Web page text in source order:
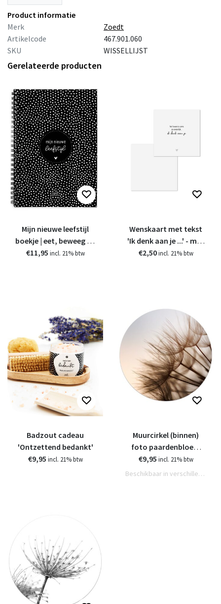
Product informatie
Merk
Zoedt
Artikelcode
467.901.060
SKU
WISSELLIJST
Gerelateerde producten
Mijn nieuwe leefstijl
boekje | eet, beweeg en
afvaldagboekje
€11,95 incl. 21% btw
Wenskaart met tekst
'Ik denk aan je ...' - met
bedrukte envelop
€2,50 incl. 21% btw
Badzout cadeau
'Ontzettend bedankt'
€9,95 incl. 21% btw
Muurcirkel (binnen)
foto paardenbloem
bruin - 3 formaten
€9,95 incl. 21% btw
Beschikbaar in verschillende varianten